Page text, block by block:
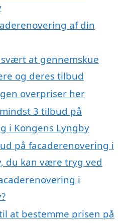
af din
at gennemskue
og deres tilbud
overpriser her
3 tilbud på
i Kongens Lyngby
på facaderenovering i
du kan være tryg ved
i
at bestemme prisen på